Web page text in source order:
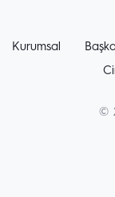
Kurumsal
©